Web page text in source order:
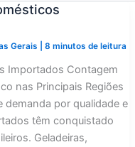
Gerais 8 minutos de leitura
Importados Contagem
nas Principais Regiões
demanda por qualidade e
têm conquistado
Geladeiras,